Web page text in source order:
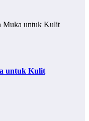
untuk Kulit